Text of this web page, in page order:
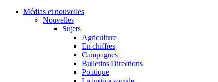
Médias et nouvelles
Nouvelles
Sujets
Agriculture
En chiffres
Campagnes
Bulletins Directions
Politique